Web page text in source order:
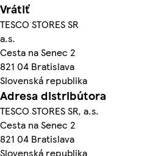
Vrátiť
TESCO STORES SR
a.s.
Cesta na Senec 2
821 04 Bratislava
Slovenská republika
Adresa distribútora
TESCO STORES SR, a.s.
Cesta na Senec 2
821 04 Bratislava
Slovenská republika